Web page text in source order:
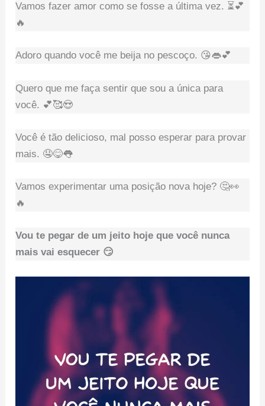
Vamos fazer amor como se fosse a última vez. ⏳💕
🔥
Adoro quando você me beija no pescoço. 😘👄💕
Quero que me faça sentir que sou a única para
você. 💕🥰😍
Você é tão delicioso, mal posso esperar para provar
mais. 🤤😋👅
Vamos experimentar uma posição nova hoje? 🤔👀
🔥
Vou te pegar de um jeito hoje que você nunca
mais vai esquecer 😏